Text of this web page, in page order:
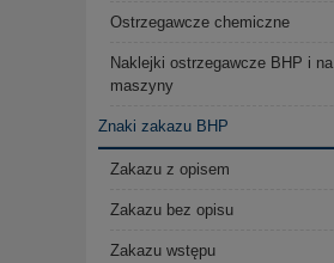
Ostrzegawcze chemiczne
Naklejki ostrzegawcze BHP i na
maszyny
Znaki zakazu BHP
Zakazu z opisem
Zakazu bez opisu
Zakazu wstępu